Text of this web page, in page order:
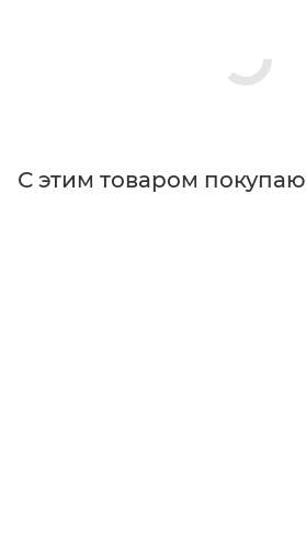
С этим товаром